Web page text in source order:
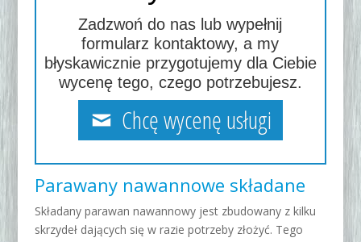
Zadzwoń do nas lub wypełnij
formularz kontaktowy, a my
błyskawicznie przygotujemy dla Ciebie
wycenę tego, czego potrzebujesz.
Chcę wycenę usługi
Parawany nawannowe składane
Składany parawan nawannowy jest zbudowany z kilku
skrzydeł dających się w razie potrzeby złożyć. Tego